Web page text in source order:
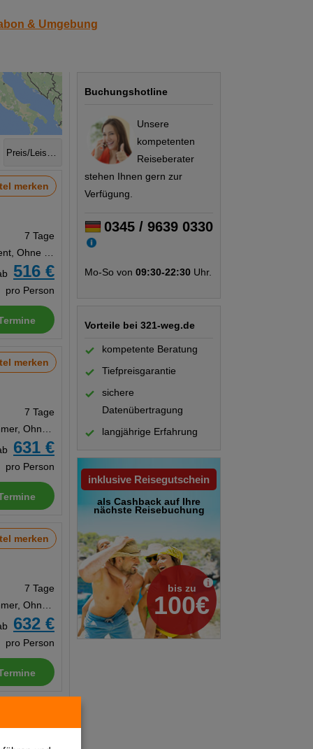
& Umgebung
Buchungshotline
Unsere
kompetenten
Reiseberater
stehen Ihnen gern zur
Verfügung.
0345 / 9639 0330
Mo-So von 09:30-22:30 Uhr.
Vorteile bei 321-weg.de
kompetente Beratung
Tiefpreisgarantie
sichere
Datenübertragung
langjährige Erfahrung
inklusive Reisegutschein
als Cashback auf Ihre
nächste Reisebuchung
bis zu
100€
Preis/Leistung
merken
7 Tage
Appartement, Ohne Verpflegung
516 €
pro Person
merken
7 Tage
Doppelzimmer, Ohne Verpflegung
631 €
pro Person
merken
7 Tage
Doppelzimmer, Ohne Verpflegung
632 €
pro Person